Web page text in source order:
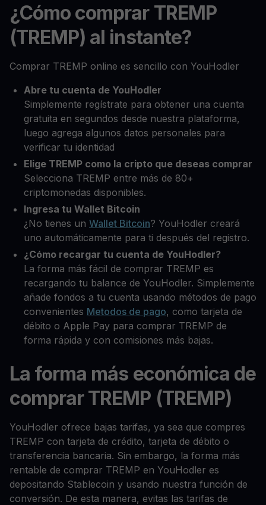
¿Cómo comprar TREMP
(TREMP) al instante?
Comprar TREMP online es sencillo con YouHodler
Abre tu cuenta de YouHodler
Simplemente regístrate para obtener una cuenta
gratuita en segundos desde nuestra plataforma,
luego agrega algunos datos personales para
verificar tu identidad
Elige TREMP como la cripto que deseas comprar
Selecciona TREMP entre más de 80+
criptomonedas disponibles.
Ingresa tu Wallet Bitcoin
¿No tienes un Wallet Bitcoin? YouHodler creará
uno automáticamente para ti después del registro.
¿Cómo recargar tu cuenta de YouHodler?
La forma más fácil de comprar TREMP es
recargando tu balance de YouHodler. Simplemente
añade fondos a tu cuenta usando métodos de pago
convenientes Metodos de pago, como tarjeta de
débito o Apple Pay para comprar TREMP de
forma rápida y con comisiones más bajas.
La forma más económica de
comprar TREMP (TREMP)
YouHodler ofrece bajas tarifas, ya sea que compres
TREMP con tarjeta de crédito, tarjeta de débito o
transferencia bancaria. Sin embargo, la forma más
rentable de comprar TREMP en YouHodler es
depositando Stablecoin y usando nuestra función de
conversión. De esta manera, evitas las tarifas de